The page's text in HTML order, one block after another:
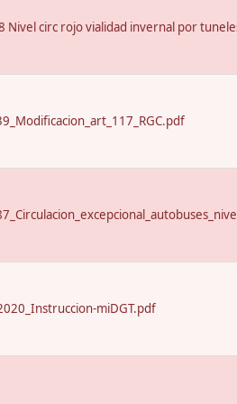
Nivel circ rojo vialidad invernal por
miDGT.pdf